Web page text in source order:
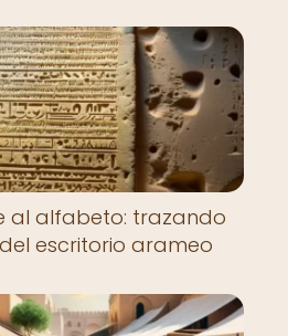
al alfabeto: trazando
escritorio arameo